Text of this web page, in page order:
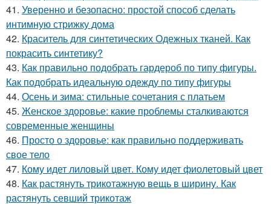
41. Уверенно и безопасно: простой способ сделать
интимную стрижку дома
42. Краситель для синтетических Одежных тканей. Как
покрасить синтетику?
43. Как правильно подобрать гардероб по типу фигуры.
Как подобрать идеальную одежду по типу фигуры
44. Осень и зима: стильные сочетания с платьем
45. Женское здоровье: какие проблемы сталкиваются
современные женщины
46. Просто о здоровье: как правильно поддерживать
свое тело
47. Кому идет лиловый цвет. Кому идет фиолетовый цвет
48. Как растянуть трикотажную вещь в ширину. Как
растянуть севший трикотаж